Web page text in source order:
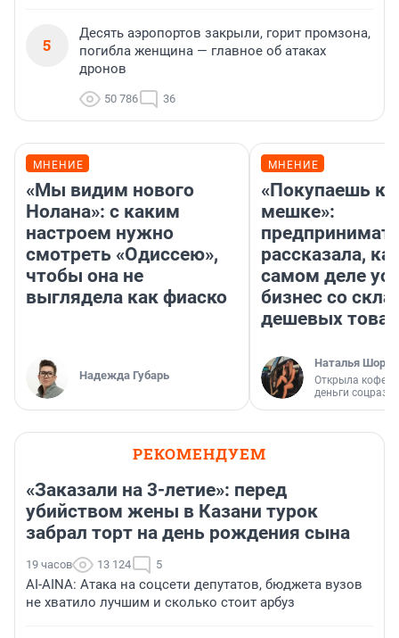
5
Десять аэропортов закрыли, горит промзона,
погибла женщина — главное об атаках
дронов
50 786 36
МНЕНИЕ
«Мы видим нового
Нолана»: с каким
настроем нужно
смотреть «Одиссею»,
чтобы она не
выглядела как фиаско
Надежда Губарь
МНЕНИЕ
«Покупаешь
мешке»:
рассказала,
самом деле
бизнес со
дешевых
Наталья
Открыла
деньги
РЕКОМЕНДУЕМ
«Заказали на 3-летие»: перед
убийством жены в Казани турок
забрал торт на день рождения сына
19 часов 13 124 5
AI-AINA: Атака на соцсети депутатов, бюджета вузов
не хватило лучшим и сколько стоит арбуз